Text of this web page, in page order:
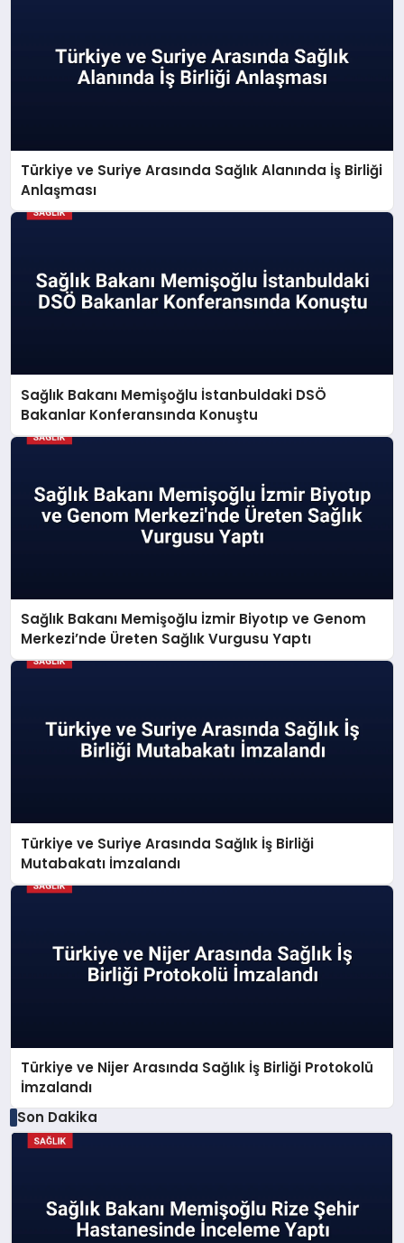
Türkiye ve Suriye Arasında Sağlık Alanında İş Birliği
Anlaşması
Sağlık Bakanı Memişoğlu İstanbuldaki DSÖ
Bakanlar Konferansında Konuştu
Sağlık Bakanı Memişoğlu İzmir Biyotıp ve Genom
Merkezi’nde Üreten Sağlık Vurgusu Yaptı
Türkiye ve Suriye Arasında Sağlık İş Birliği
Mutabakatı İmzalandı
Türkiye ve Nijer Arasında Sağlık İş Birliği Protokolü
İmzalandı
Son Dakika